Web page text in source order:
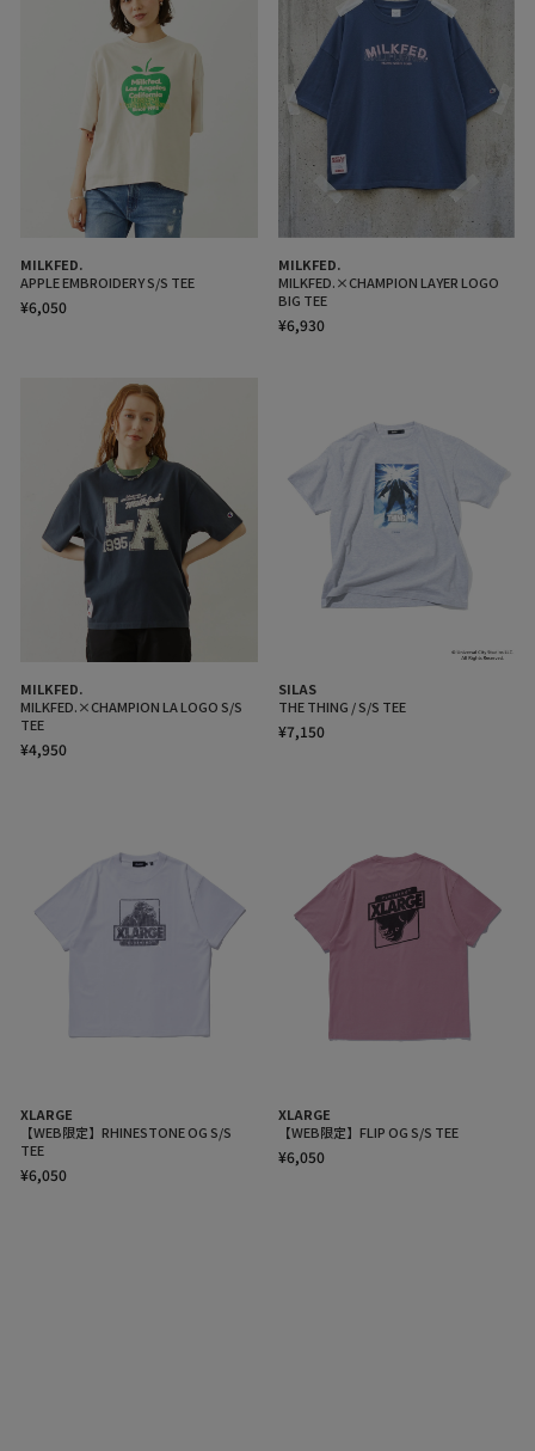
MILKFED.
APPLE EMBROIDERY S/S TEE
¥6,050
MILKFED.
MILKFED.×CHAMPION LAYER LOGO
BIG TEE
¥6,930
MILKFED.
MILKFED.×CHAMPION LA LOGO S/S
TEE
¥4,950
SILAS
THE THING / S/S TEE
¥7,150
XLARGE
【WEB限定】RHINESTONE OG S/S
TEE
¥6,050
XLARGE
【WEB限定】FLIP OG S/S TEE
¥6,050